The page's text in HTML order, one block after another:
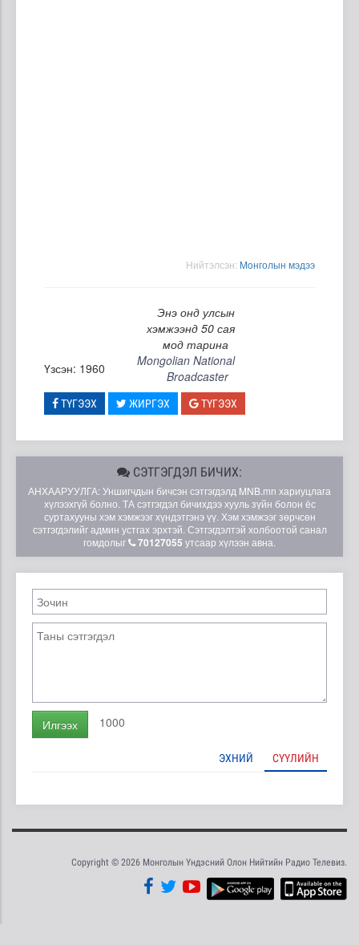
Нийтэлсэн: Moнголын мэдээ
Энэ онд улсын
хэмжээнд 50 сая
мод тарина
Үзсэн: 1960
Mongolian National
Broadcaster
ТҮГЭЭХ ЖИРГЭХ ТҮГЭЭХ
СЭТГЭГДЭЛ БИЧИХ:
АНХААРУУЛГА: Уншигчдын бичсэн сэтгэгдэлд MNB.mn хариуцлага
хүлээхгүй болно. ТА сэтгэгдэл бичихдээ хууль зүйн болон ёс
суртахууны хэм хэмжээг хүндэтгэнэ үү. Хэм хэмжээг зөрчсөн
сэтгэгдэлийг админ устгах эрхтэй. Сэтгэгдэлтэй холбоотой санал
гомдолыг
70127055 утсаар хүлээн авна.
Илгээх 1000
ЭХНИЙ СҮҮЛИЙН
Copyright © 2026 Монголын Үндэсний Олон Нийтийн Радио Телевиз.